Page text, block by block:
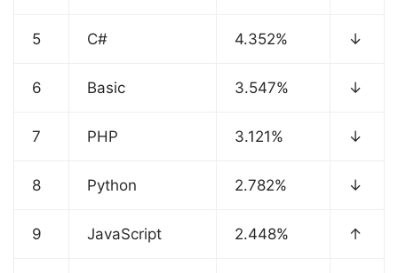
5 C# 4.352% ↓
6 Basic 3.547% ↓
7 PHP 3.121% ↓
8 Python 2.782% ↓
9 JavaScript 2.448% ↑